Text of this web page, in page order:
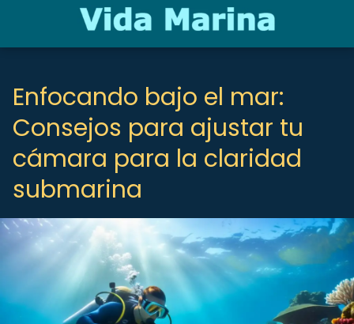
Enfocando bajo el mar:
Consejos para ajustar tu
cámara para la claridad
submarina